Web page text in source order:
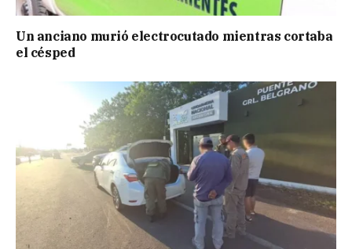
Un anciano murió electrocutado mientras cortaba
el césped